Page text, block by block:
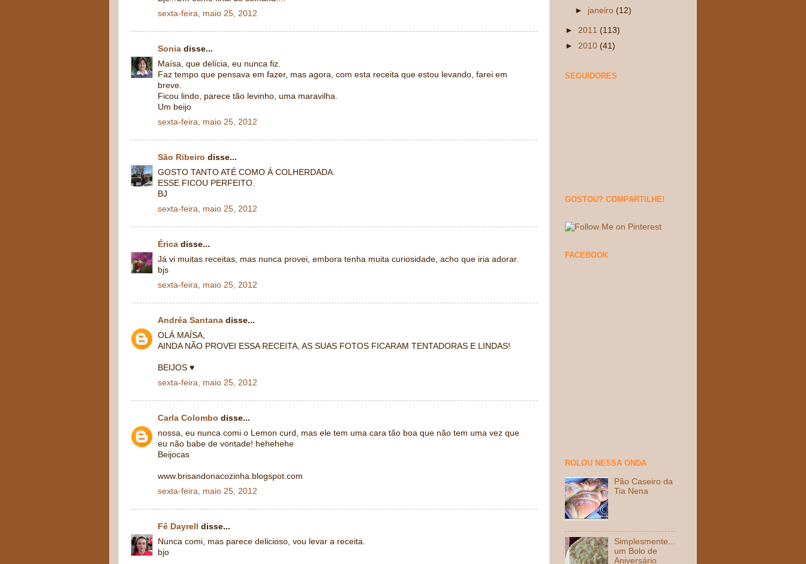
sexta-feira, maio 25, 2012
Sonia disse...
Maísa, que delícia, eu nunca fiz.
Faz tempo que pensava em fazer, mas agora, com esta receita que estou levando, farei em
breve.
Ficou lindo, parece tão levinho, uma maravilha.
Um beijo
sexta-feira, maio 25, 2012
São Ribeiro disse...
GOSTO TANTO ATÉ COMO Á COLHERDADA.
ESSE FICOU PERFEITO.
BJ
sexta-feira, maio 25, 2012
Érica disse...
Já vi muitas receitas, mas nunca provei, embora tenha muita curiosidade, acho que iria adorar.
bjs
sexta-feira, maio 25, 2012
Andréa Santana disse...
OLÁ MAÍSA,
AINDA NÃO PROVEI ESSA RECEITA, AS SUAS FOTOS FICARAM TENTADORAS E LINDAS!
BEIJOS ♥
sexta-feira, maio 25, 2012
Carla Colombo disse...
nossa, eu nunca comi o Lemon curd, mas ele tem uma cara tão boa que não tem uma vez que
eu não babe de vontade! hehehehe
Beijocas
www.brisandonacozinha.blogspot.com
sexta-feira, maio 25, 2012
Fê Dayrell
disse...
Nunca comi, mas parece delicioso, vou levar a receita.
bjo
► janeiro (12)
► 2011 (113)
► 2010 (41)
SEGUIDORES
GOSTOU? COMPARTILHE!
FACEBOOK
ROLOU NESSA ONDA
Pão Caseiro da
Tia Nena
Simplesmente...
um Bolo de
Aniversário